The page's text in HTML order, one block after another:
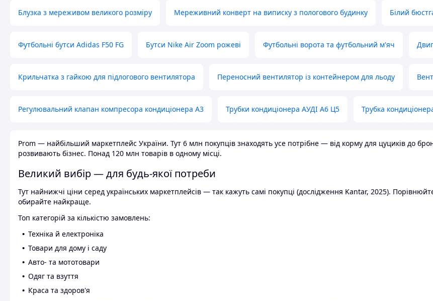
Блузка з мереживом великого розміру Мереживний конверт на виписку з пологового будинку Білий
Футбольні бутси Adidas F50 FG Бутси Nike Air Zoom рожеві Футбольні ворота та футбольний м'яч
Крильчатка з гайкою для підлогового вентилятора Переносний вентилятор із контейнером для льоду
Регулювальний клапан компресора кондиціонера А3 Трубки кондиціонера АУДІ А6 Ц5 Трубка
Prom — найбільший маркетплейс України. Тут 6 млн покупців знаходять усе потрібне — від корму для цуциків до
розвивають бізнес. Понад 120 млн товарів в одному місці.
Великий вибір — для будь-якої потреби
Тут найнижчі ціни серед українських маркетплейсів — так кажуть самі покупці (дослідження Kantar, 2025).
обирайте найкраще.
Топ категорій за кількістю замовлень:
Техніка й електроніка
Товари для дому і саду
Авто- та мототовари
Одяг та взуття
Краса та здоров'я